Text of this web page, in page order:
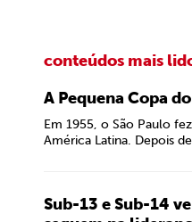
conteúdos mais
A Pequena Copa
Em 1955, o São Paulo
América Latina. Depois
Sub-13 e Sub-14